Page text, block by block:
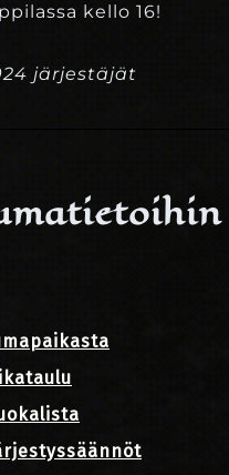
kello 16!
järjestäjät